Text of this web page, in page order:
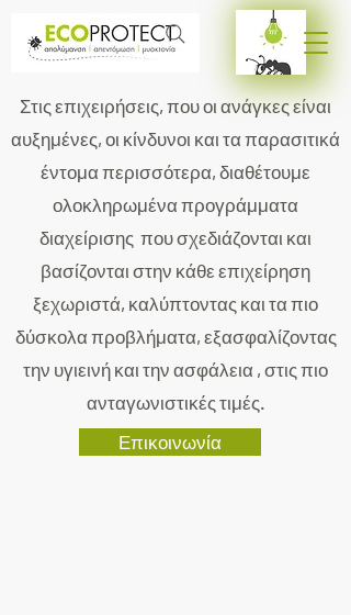
Στις επιχειρήσεις, που οι ανάγκες είναι
αυξημένες, οι κίνδυνοι και τα παρασιτικά
έντομα περισσότερα, διαθέτουμε
ολοκληρωμένα προγράμματα
διαχείρισης που σχεδιάζονται και
βασίζονται στην κάθε επιχείρηση
ξεχωριστά, καλύπτοντας και τα πιο
δύσκολα προβλήματα, εξασφαλίζοντας
την υγιεινή και την ασφάλεια , στις πιο
ανταγωνιστικές τιμές.
Επικοινωνία